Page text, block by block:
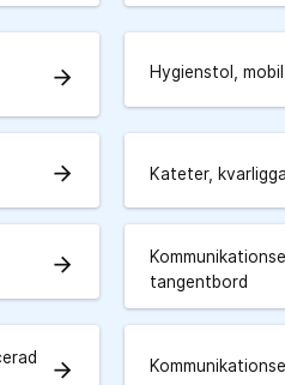
arrow_forward Hygienstol,
arrow_forward Kateter,
arrow_forward
tangentbord
arrow_forward